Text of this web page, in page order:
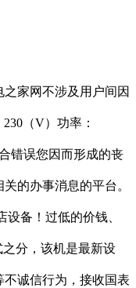
家网不涉及用户间因
（V）功率：
错误您因而形成的丧
的办事消息的平台。
备！过低的价钱、
分，该机是最新设
诚信行为，接收国表